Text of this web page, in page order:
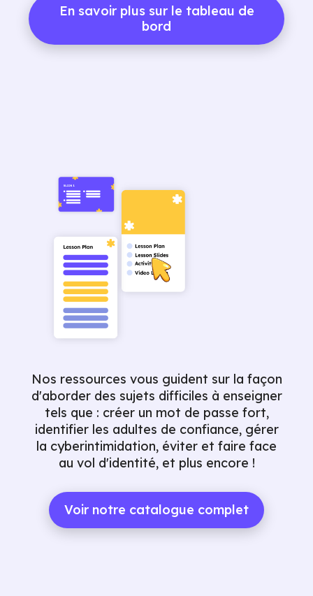
En savoir plus sur le tableau de
bord
Nos ressources vous guident sur la façon
d'aborder des sujets difficiles à enseigner
tels que : créer un mot de passe fort,
identifier les adultes de confiance, gérer
la cyberintimidation, éviter et faire face
au vol d'identité, et plus encore !
Voir notre catalogue complet